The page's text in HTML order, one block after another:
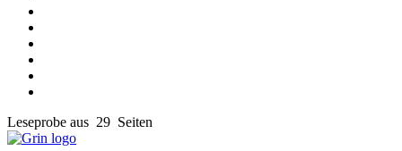
Leseprobe aus 29 Seiten